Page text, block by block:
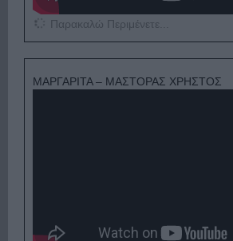
Παρακαλώ Περιμένετε...
ΜΑΡΓΑΡΙΤΑ – ΜΑΣΤΟΡΑΣ ΧΡΗΣΤΟΣ